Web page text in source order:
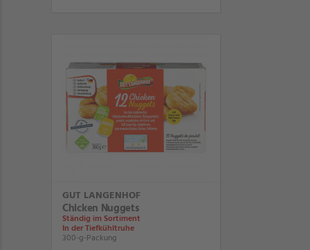
GUT LANGENHOF
Chicken Nuggets
Ständig im Sortiment
In der Tiefkühltruhe
300-g-Packung